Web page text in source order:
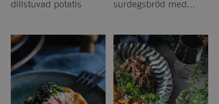
dillstuvad potatis
surdegsbröd med
tomat